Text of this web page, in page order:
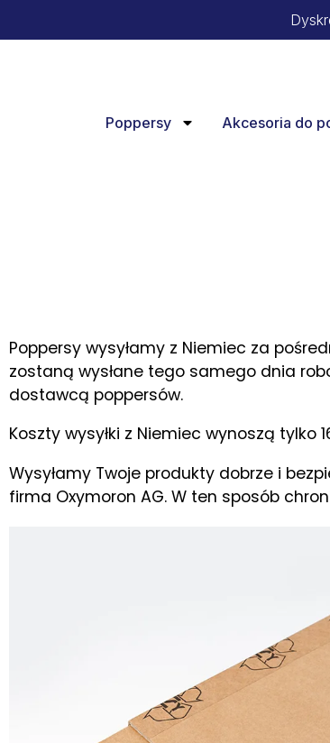
Poppersy Akcesoria do
Poppersy wysyłamy z Niemiec za
zostaną wysłane tego samego dnia
dostawcą poppersów.
Koszty wysyłki z Niemiec wynoszą tylko
Wysyłamy Twoje produkty dobrze i
firma Oxymoron AG. W ten sposób